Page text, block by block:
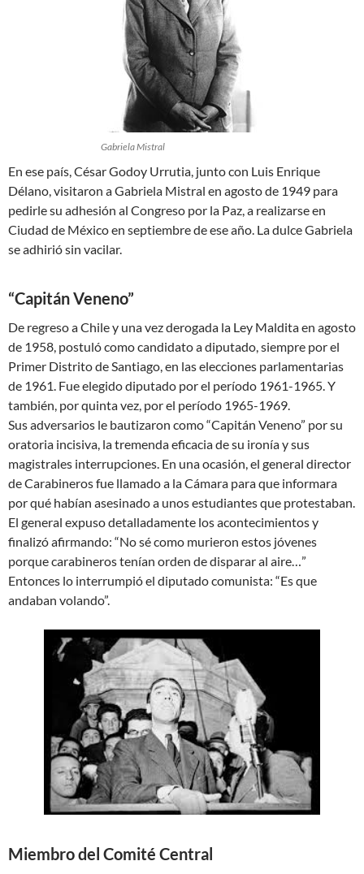
Gabriela Mistral
En ese país, César Godoy Urrutia, junto con Luis Enrique
Délano, visitaron a Gabriela Mistral en agosto de 1949 para
pedirle su adhesión al Congreso por la Paz, a realizarse en
Ciudad de México en septiembre de ese año. La dulce Gabriela
se adhirió sin vacilar.
“Capitán Veneno”
De regreso a Chile y una vez derogada la Ley Maldita en agosto
de 1958, postuló como candidato a diputado, siempre por el
Primer Distrito de Santiago, en las elecciones parlamentarias
de 1961. Fue elegido diputado por el período 1961-1965. Y
también, por quinta vez, por el período 1965-1969.
Sus adversarios le bautizaron como “Capitán Veneno” por su
oratoria incisiva, la tremenda eficacia de su ironía y sus
magistrales interrupciones. En una ocasión, el general director
de Carabineros fue llamado a la Cámara para que informara
por qué habían asesinado a unos estudiantes que protestaban.
El general expuso detalladamente los acontecimientos y
finalizó afirmando: “No sé como murieron estos jóvenes
porque carabineros tenían orden de disparar al aire…”
Entonces lo interrumpió el diputado comunista: “Es que
andaban volando”.
Miembro del Comité Central